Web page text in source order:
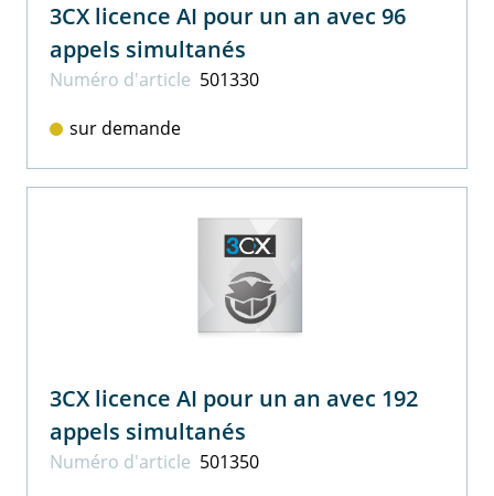
3CX licence AI pour un an avec 96
appels simultanés
Numéro d'article 501330
sur demande
3CX licence AI pour un an avec 192
appels simultanés
Numéro d'article 501350